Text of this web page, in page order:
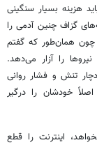
هزینه بسیار سنگینی
گزاف چنین آدمی را
چون همان‌طور که گفتم
را آزار می‌دهد.
تنش و فشار روانی
خودشان را درگیر
اینترنت را قطع